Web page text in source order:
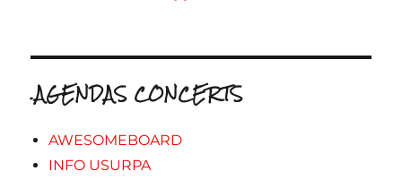
.AGENDAS CONCERTS
AWESOMEBOARD
INFO USURPA